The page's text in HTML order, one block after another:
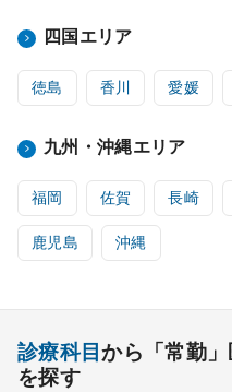
四国エリア
徳島 香川 愛媛
九州・沖縄エリア
福岡 佐賀 長崎
鹿児島 沖縄
診療科目から「常勤
を探す